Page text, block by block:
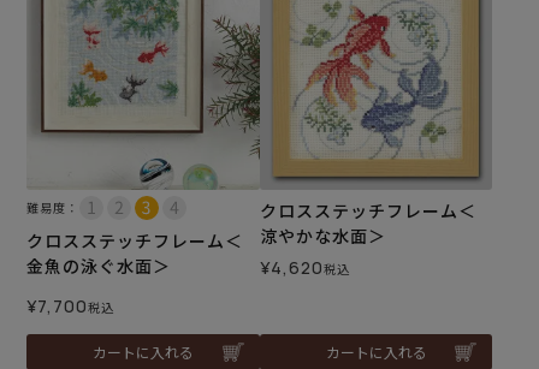
難易度：
クロスステッチフレーム＜
金魚の泳ぐ水面＞
¥7,700税込
カートに入れる
クロスステッチフレーム＜
涼やかな水面＞
¥4,620税込
カートに入れる